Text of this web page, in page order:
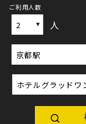
ご利用人数
人